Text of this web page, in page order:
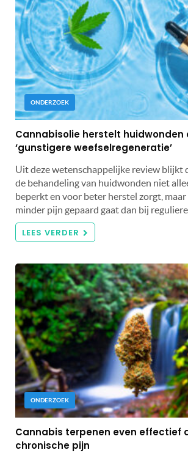
ONDERZOEK
Cannabisolie herstelt huidwonden
‘gunstigere weefselregeneratie’
Uit deze wetenschappelijke review blijkt
de behandeling van huidwonden niet
beperkt en voor beter herstel zorgt,
minder pijn gepaard gaat dan bij
LEES VERDER
ONDERZOEK
Cannabis terpenen even effectief
chronische pijn